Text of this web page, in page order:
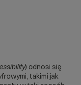
) odnosi się
takimi jak